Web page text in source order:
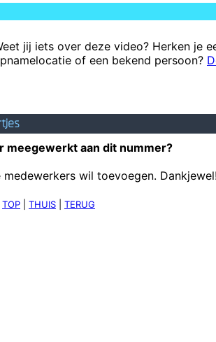
jij iets over deze video? Herken je
of een bekend persoon?
meegewerkt aan dit nummer?
medewerkers wil toevoegen.
TOP THUIS TERUG